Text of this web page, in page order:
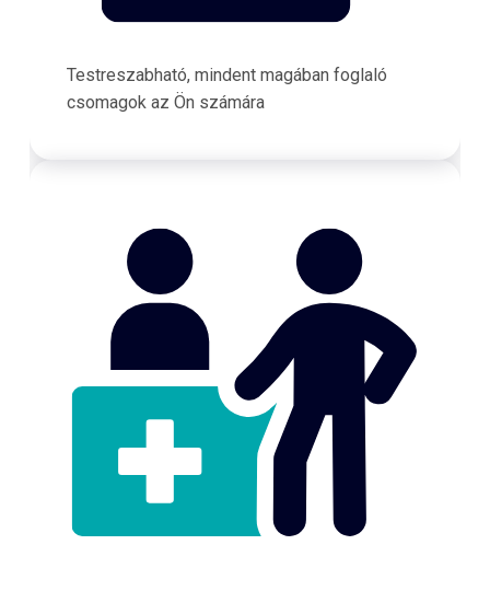
Testreszabható, mindent magában foglaló
csomagok az Ön számára